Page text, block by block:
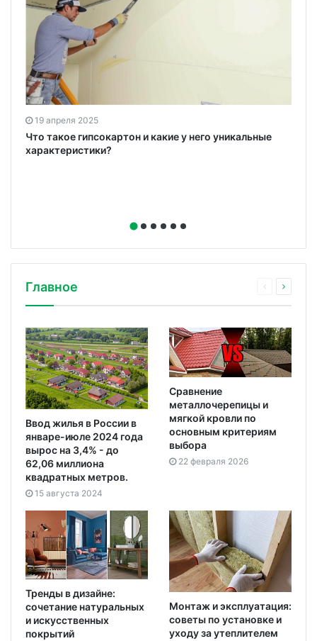
19 апреля 2025
Что такое гипсокартон и какие у него уникальные
характеристики?
Главное
Ввод жилья в России в
январе-июле 2024 года
вырос на 3,4% - до
62,06 миллиона
квадратных метров.
15 августа 2024
Сравнение
металлочерепицы и
мягкой кровли по
основным критериям
выбора
22 февраля 2026
Тренды в дизайне:
сочетание натуральных
и искусственных
покрытий
Монтаж и эксплуатация:
советы по установке и
уходу за утеплителем